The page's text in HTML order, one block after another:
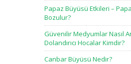
Papaz Büyüsü Etkileri –
Bozulur?
Güvenilir Medyumlar Nasıl
Dolandırıcı Hocalar Kimdir?
Canbar Büyüsü Nedir?